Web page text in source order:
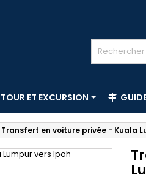
TOUR ET EXCURSION
Transfert en voiture privée - Kuala